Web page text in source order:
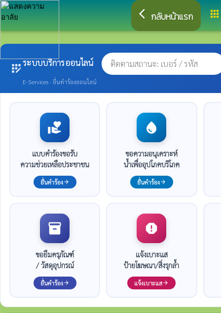
arrow_back_ios กลับหน้าแรก apps
app_registrationระบบบริการออนไลน์
E-Services · ยื่นคำร้องออนไลน์
volunteer_activism
แบบคำร้องขอรับ
ความช่วยเหลือประชาชน
ยื่นคำร้องarrow_forward
water_drop
ขอความอนุเคราะห์
น้ำเพื่ออุปโภคบริโภค
ยื่นคำร้องarrow_forward
inventory_2
ขอยืมครุภัณฑ์
/ วัสดุอุปกรณ์
ยื่นคำร้องarrow_forward
report
แจ้งเบาะแส
ป้ายโฆษณา/สิ่งรุกล้ำ
แจ้งเบาะแสarrow_forward